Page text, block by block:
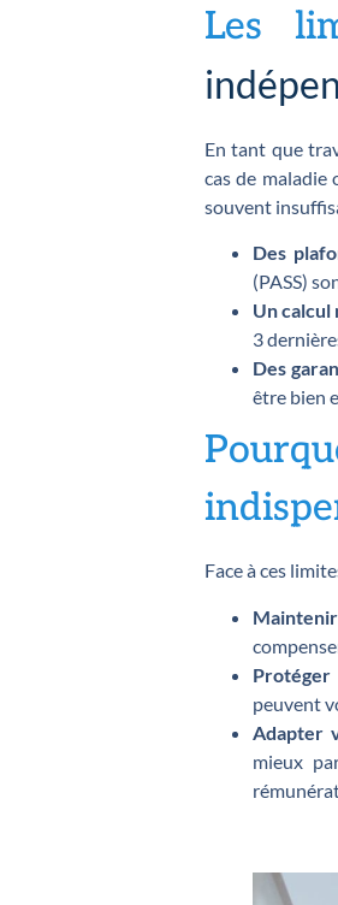
Les
En tant que
cas de maladie
souvent
Des
(PASS)
Un
3
Des
être bien
Face à ces
peuvent
Adapter
mieux